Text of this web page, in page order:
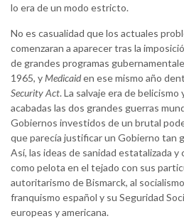
lo era de un modo estricto.
No es casualidad que los actuales
comenzaran a aparecer tras la
de grandes programas
1965, yMedicaiden ese mismo año
Security Act. La salvaje era de
acabadas las dos grandes guerras
Gobiernos investidos de un brutal
que parecía justificar un Gobierno tan
Así, las ideas de sanidad estatalizada y
como pelota en el tejado con sus
autoritarismo de Bismarck, al
franquismo español y su Seguridad
europeas y americana.